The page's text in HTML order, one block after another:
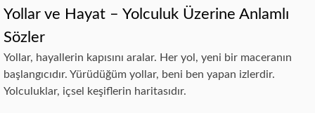
Yollar ve Hayat – Yolculuk Üzerine Anlamlı
Sözler
Yollar, hayallerin kapısını aralar. Her yol, yeni bir maceranın
başlangıcıdır. Yürüdüğüm yollar, beni ben yapan izlerdir.
Yolculuklar, içsel keşiflerin haritasıdır.